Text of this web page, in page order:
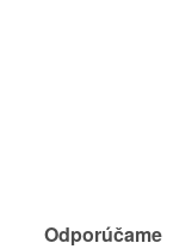
Odporúčame